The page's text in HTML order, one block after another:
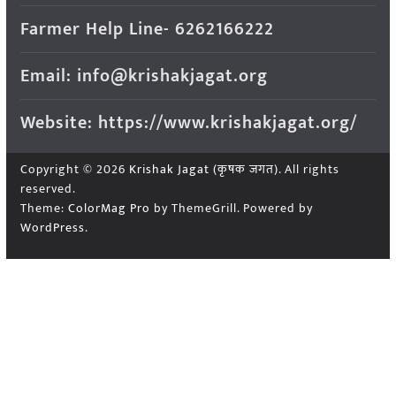
Farmer Help Line- 6262166222
Email: info@krishakjagat.org
Website: https://www.krishakjagat.org/
Copyright © 2026 Krishak Jagat (कृषक जगत). All rights
reserved.
Theme: ColorMag Pro by ThemeGrill. Powered by
WordPress.